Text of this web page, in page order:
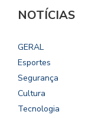
NOTÍCIAS
GERAL
Esportes
Segurança
Cultura
Tecnologia